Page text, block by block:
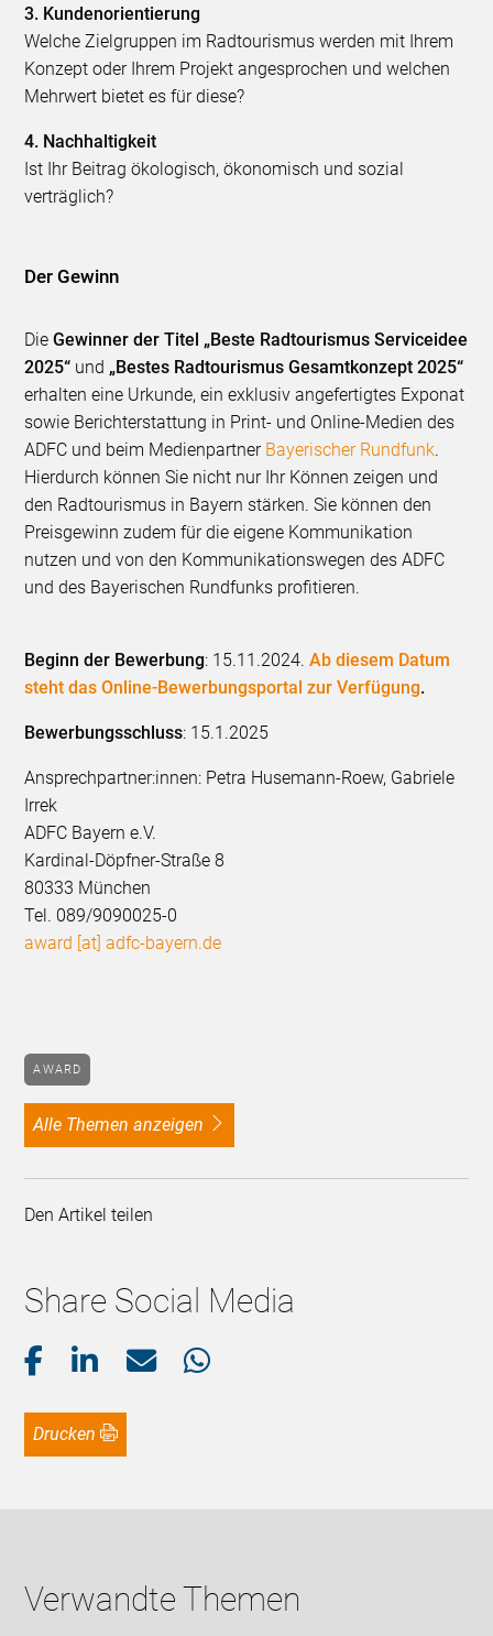
3. Kundenorientierung
Welche Zielgruppen im Radtourismus werden mit Ihrem
Konzept oder Ihrem Projekt angesprochen und welchen
Mehrwert bietet es für diese?
4. Nachhaltigkeit
Ist Ihr Beitrag ökologisch, ökonomisch und sozial
verträglich?
Der Gewinn
DieGewinner der Titel „Beste Radtourismus Serviceidee
2025“ und „Bestes Radtourismus Gesamtkonzept 2025“
erhalten eine Urkunde, ein exklusiv angefertigtes Exponat
sowie Berichterstattung in Print- und Online-Medien des
ADFC und beim Medienpartner Bayerischer Rundfunk.
Hierdurch können Sie nicht nur Ihr Können zeigen und
den Radtourismus in Bayern stärken. Sie können den
Preisgewinn zudem für die eigene Kommunikation
nutzen und von den Kommunikationswegen des ADFC
und des Bayerischen Rundfunks profitieren.
Beginn der Bewerbung: 15.11.2024.Ab diesem Datum
steht das Online-Bewerbungsportal zur Verfügung.
Bewerbungsschluss: 15.1.2025
Ansprechpartner:innen: Petra Husemann-Roew, Gabriele
Irrek
ADFC Bayern e.V.
Kardinal-Döpfner-Straße 8
80333 München
Tel. 089/9090025-0
award [at] adfc-bayern.de
AWARD
alle Themen anzeigen
Den Artikel teilen
Share Social Media
Drucken
Verwandte Themen